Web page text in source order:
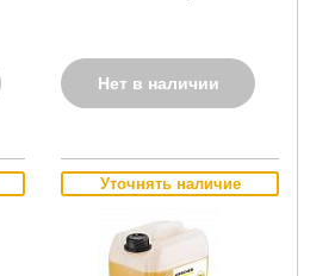
Нет в наличии
Уточнять наличие